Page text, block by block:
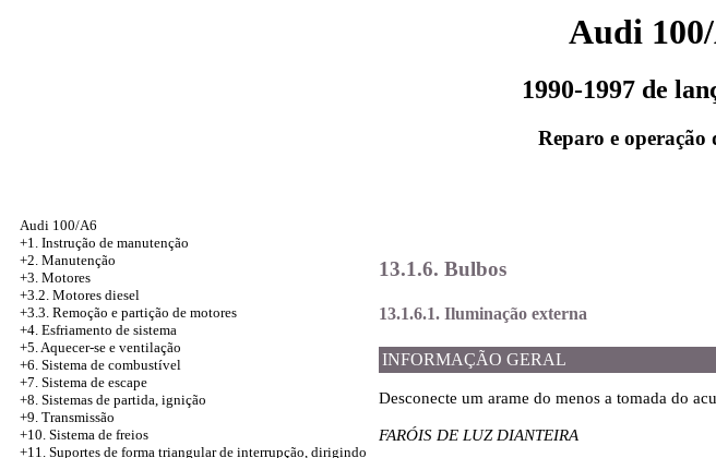
Audi
1990-1997 de
Reparo e operação
Audi 100/A6
+1. Instrução de manutenção
+2. Manutenção
+3. Motores
+3.2. Motores diesel
+3.3. Remoção e partição de motores
+4. Esfriamento de sistema
+5. Aquecer-se e ventilação
+6. Sistema de combustível
+7. Sistema de escape
+8. Sistemas de partida, ignição
+9. Transmissão
+10. Sistema de freios
+11. Suportes de forma triangular de interrupção, dirigindo
13.1.6. Bulbos
13.1.6.1. Iluminação externa
INFORMAÇÃO GERAL
Desconecte um arame do menos a tomada do
FARÓIS DE LUZ DIANTEIRA